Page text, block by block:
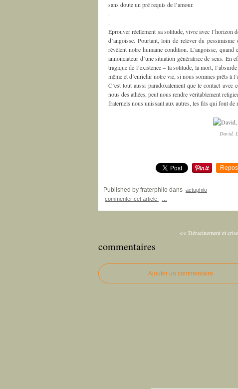
sans doute un pré requis de l’amour.
.
.
Eprouver réellement sa solitude, vivre avec l’horizon
d’angoisse. Pourtant, loin de relever du pessimisme
révèlent notre humaine condition. L’angoisse,
annonciateur d’une situation génératrice de sens. En
tragique de l’existence – la solitude, la mort,
même et d’enrichir notre vie, si nous sommes prêts à
C’est tout aussi paradoxalement que le contact
nous des athées, peut nous rendre véritablement
fraternels nous unissant aux autres, les fils qui font de
David,
Published by fraterphilo dans actuphilo
commenter cet article
<< Déracinement et
commentaires
Ajouter un commentaire